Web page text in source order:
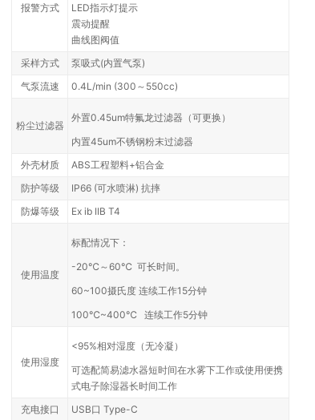
报警方式
LED指示灯提示
震动提醒
曲线图阀值
采样方式
泵吸式(内置气泵)
气泵流速
0.4L/min (300～550cc)
粉尘过滤器
外置0.45um特氟龙过滤器（可更换）
内置45um不锈钢粉末过滤器
外壳材质
ABS工程塑料+铝合金
防护等级
IP66 (可水喷淋) 抗摔
防爆等级
Ex ib IIB T4
使用温度
标配情况下：
-20℃～60℃ 可长时间。
60~100摄氏度 连续工作15分钟
100℃~400℃ 连续工作5分钟
使用湿度
<95%相对湿度（无冷凝）
可选配简易滤水器短时间在水雾下工作或使用便携
式电子除湿器长时间工作
充电接口
USB口 Type-C